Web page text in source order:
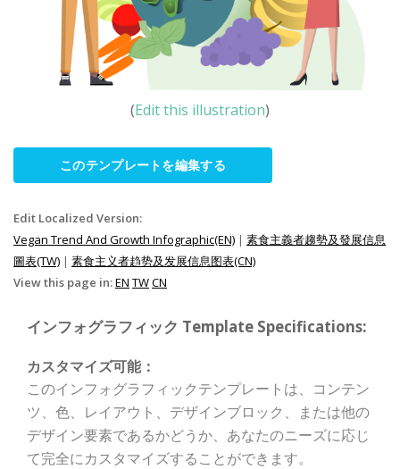
(Edit this illustration)
このテンプレートを編集する
Edit Localized Version:
Vegan Trend And Growth Infographic(EN) | 素食主義者趨勢及發展信息
圖表(TW) | 素食主义者趋势及发展信息图表(CN)
View this page in:EN TWCN
インフォグラフィック Template Specifications:
カスタマイズ可能：
このインフォグラフィックテンプレートは、コンテン
ツ、色、レイアウト、デザインブロック、または他の
デザイン要素であるかどうか、あなたのニーズに応じ
て完全にカスタマイズすることができます。